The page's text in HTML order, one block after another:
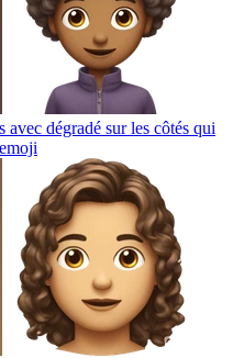
dégradé sur les côtés qui
emoji